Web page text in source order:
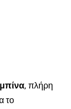
, πλήρη
το